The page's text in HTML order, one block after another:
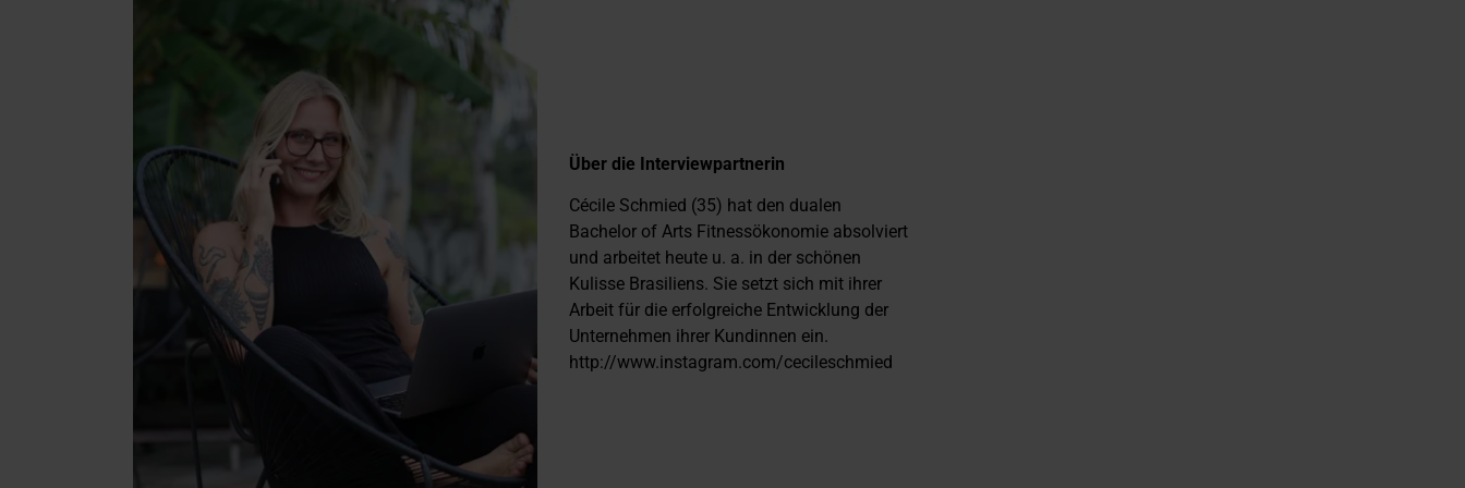
Über die Interviewpartnerin
Cécile Schmied (35) hat den dualen
Bachelor of Arts Fitnessökonomie absolviert
und arbeitet heute u. a. in der schönen
Kulisse Brasiliens. Sie setzt sich mit ihrer
Arbeit für die erfolgreiche Entwicklung der
Unternehmen ihrer Kundinnen ein.
http://www.instagram.com/cecileschmied